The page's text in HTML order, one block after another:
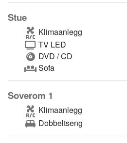
Stue
Klimaanlegg
TV LED
DVD / CD
Sofa
Soverom 1
Klimaanlegg
Dobbeltseng